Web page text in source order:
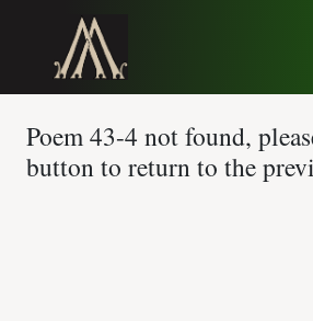
Poem 43-4 not found,
button to return to the